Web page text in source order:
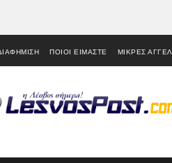
ΠΟΙΟΙ ΕΙΜΑΣΤΕ ΜΙΚΡΕΣ